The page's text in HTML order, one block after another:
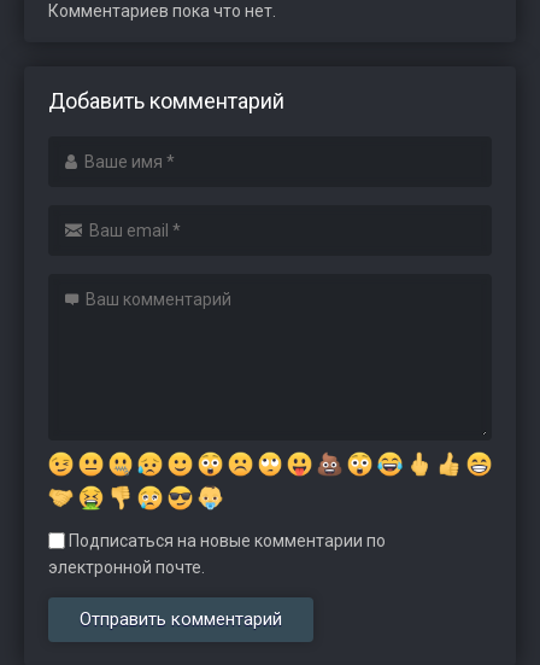
Комментариев пока что нет.
Добавить комментарий
Подписаться на новые комментарии по
электронной почте.